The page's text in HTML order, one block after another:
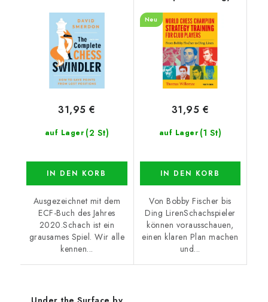
auf Lager (2 St)
31,95 €
IN DEN KORB
Ausgezeichnet mit dem
ECF-Buch des Jahres
2020.Schach ist ein
grausames Spiel. Wir alle
kennen...
Training for Club
Players
Neu
auf Lager (1 St)
31,95 €
IN DEN KORB
Von Bobby Fischer bis
Ding LirenSchachspieler
können vorausschauen,
einen klaren Plan machen
und...